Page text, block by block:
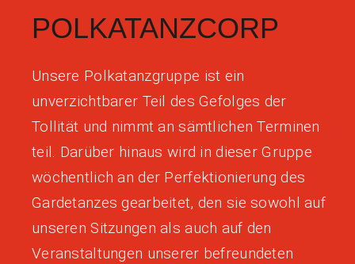
POLKATANZCORP
Unsere Polkatanzgruppe ist ein
unverzichtbarer Teil des Gefolges der
Tollität und nimmt an sämtlichen Terminen
teil. Darüber hinaus wird in dieser Gruppe
wöchentlich an der Perfektionierung des
Gardetanzes gearbeitet, den sie sowohl auf
unseren Sitzungen als auch auf den
Veranstaltungen unserer befreundeten